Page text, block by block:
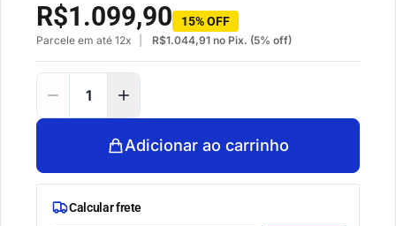
R$1.099,90 15% OFF
Parcele em até 12x R$1.044,91 no Pix. (5% off)
Adicionar ao carrinho
Calcular frete